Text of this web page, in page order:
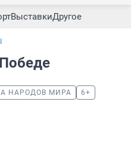
ВыставкиДругое
НАРОДОВ МИРА 6+